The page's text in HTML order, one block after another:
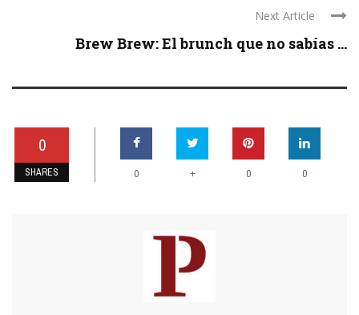
Next Article
Brew Brew: El brunch que no sabías ...
0
SHARES 0 + 0 0